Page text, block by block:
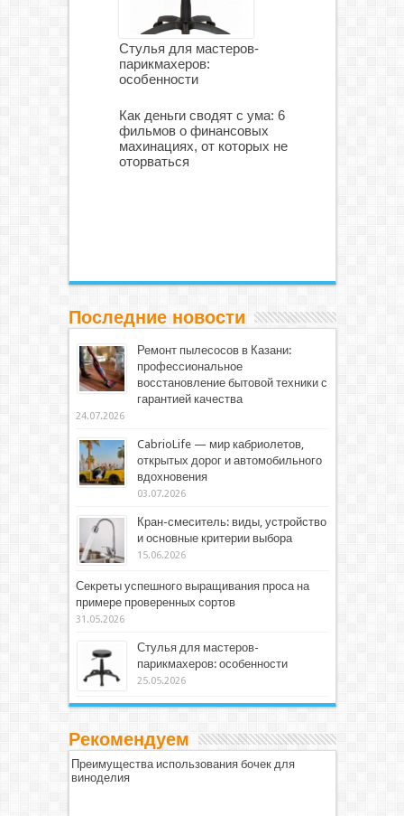
Стулья для мастеров-
парикмахеров:
особенности
Как деньги сводят с ума: 6
фильмов о финансовых
махинациях, от которых не
оторваться
Последние новости
Ремонт пылесосов в Казани:
профессиональное
восстановление бытовой техники с
гарантией качества
24.07.2026
CabrioLife — мир кабриолетов,
открытых дорог и автомобильного
вдохновения
03.07.2026
Кран-смеситель: виды, устройство
и основные критерии выбора
15.06.2026
Секреты успешного выращивания проса на
примере проверенных сортов
31.05.2026
Стулья для мастеров-
парикмахеров: особенности
25.05.2026
Рекомендуем
Преимущества использования бочек для
виноделия